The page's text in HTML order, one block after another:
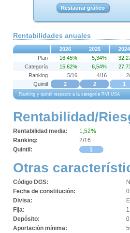
Restaurar gráfico
Rentabilidades anuales
2026 2025 2024
Ranking y quintil respecto a la categoría RVI USA
Plan 16,45% 5,34%
Categoría
15,62% 6,54%
Ranking
5/16 4/16
Quintil
2 2 1
Rentabilidad/
Rentabilidad media:
1,52%
Ranking:
2/16
Quintil:
1
Otras
Código DGS:
Fecha de constitución:
Divisa:
Fija:
Depósito:
Aportación mínima: